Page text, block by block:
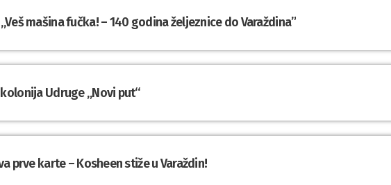
mašina fučka! – 140 godina željeznice do Varaždina”
Udruge „Novi put“
prve karte – Kosheen stiže u Varaždin!